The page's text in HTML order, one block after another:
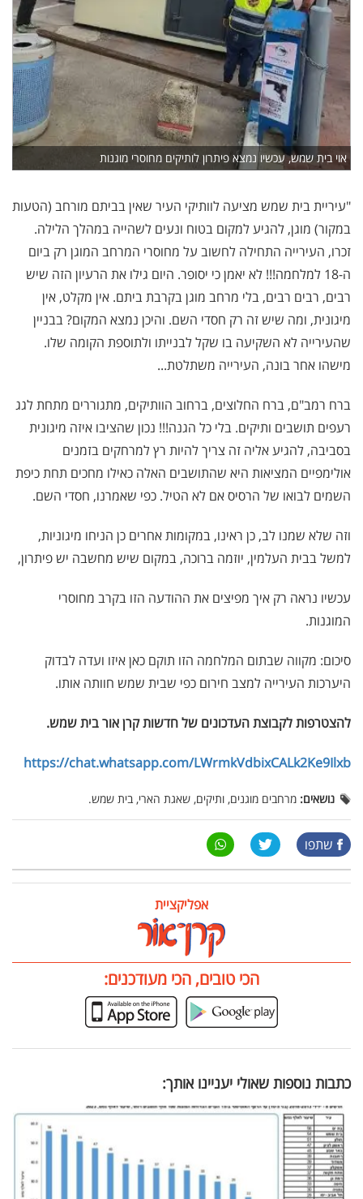
אוי בית שמש, עכשיו נמצא פיתרון לותיקים מחוסרי מוגנות
"עיריית בית שמש מציעה לוותיקי העיר שאין בביתם מורחב (הטעות
במקור) מוגן, להגיע למקום בטוח ונעים לשהייה במהלך הלילה.
זכרו, העירייה התחילה לחשוב על מחוסרי המרחב המוגן רק ביום
ה-18 למלחמה!!! לא יאמן כי יסופר. היום גילו את הרעיון הזה שיש
רבים, רבים רבים, בלי מרחב מוגן בקרבת ביתם. אין מקלט, אין
מיגונית, ומה שיש זה רק חסדי השם. והיכן נמצא המקום? בבניין
שהעירייה לא השקיעה בו שקל לבנייתו ולתוספת הקומה שלו.
מישהו אחר בונה, העירייה משתלטת...
ברח רמב"ם, ברח החלוצים, ברחוב הוותיקים, מתגוררים מתחת לגג
רעפים תושבים ותיקים. בלי כל הגנה!!! נכון שהציבו איזה מיגונית
בסביבה, להגיע אליה זה צריך להיות רץ למרחקים בזמנים
אולימפיים המציאות היא שהתושבים האלה כאילו מחכים תחת כיפת
השמים לבואו של הרסיס אם לא הטיל. כפי שאמרנו, חסדי השם.
וזה שלא שמנו לב, כן ראינו, במקומות אחרים כן הניחו מיגוניות,
למשל בבית העלמין, יוזמה ברוכה, במקום שיש מחשבה יש פיתרון,
עכשיו נראה רק איך מפיצים את ההודעה הזו בקרב מחוסרי
המוגנות.
סיכום: מקווה שבתום המלחמה הזו תוקם כאן איזו ועדה לבדוק
היערכות העירייה למצב חירום כפי שבית שמש חוותה אותו.
להצטרפות לקבוצת העדכונים של חדשות קרן אור בית שמש.
https://chat.whatsapp.com/LWrmkVdbixCALk2Ke9Ilxb
נושאים: מרחבים מוגנים, ותיקים, שאגת הארי, בית שמש.
שתפו
אפליקציית
הכי טובים, הכי מעודכנים:
כתבות נוספות שאולי יעניינו אותך: